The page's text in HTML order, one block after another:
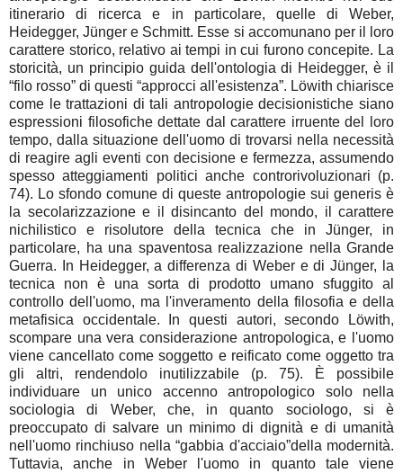
itinerario di ricerca e in particolare, quelle di Weber,
Heidegger, Jünger e Schmitt. Esse si accomunano per il loro
carattere storico, relativo ai tempi in cui furono concepite. La
storicità, un principio guida dell'ontologia di Heidegger, è il
“filo rosso” di questi “approcci all'esistenza”. Löwith chiarisce
come le trattazioni di tali antropologie decisionistiche siano
espressioni filosofiche dettate dal carattere irruente del loro
tempo, dalla situazione dell'uomo di trovarsi nella necessità
di reagire agli eventi con decisione e fermezza, assumendo
spesso atteggiamenti politici anche controrivoluzionari (p.
74). Lo sfondo comune di queste antropologie sui generis è
la secolarizzazione e il disincanto del mondo, il carattere
nichilistico e risolutore della tecnica che in Jünger, in
particolare, ha una spaventosa realizzazione nella Grande
Guerra. In Heidegger, a differenza di Weber e di Jünger, la
tecnica non è una sorta di prodotto umano sfuggito al
controllo dell'uomo, ma l'inveramento della filosofia e della
metafisica occidentale. In questi autori, secondo Löwith,
scompare una vera considerazione antropologica, e l'uomo
viene cancellato come soggetto e reificato come oggetto tra
gli altri, rendendolo inutilizzabile (p. 75). È possibile
individuare un unico accenno antropologico solo nella
sociologia di Weber, che, in quanto sociologo, si è
preoccupato di salvare un minimo di dignità e di umanità
nell'uomo rinchiuso nella “gabbia d'acciaio”della modernità.
Tuttavia, anche in Weber l'uomo in quanto tale viene